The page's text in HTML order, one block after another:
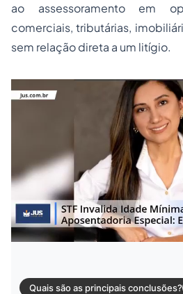
ao assessoramento em
comerciais, tributárias,
sem relação direta a um litígio.